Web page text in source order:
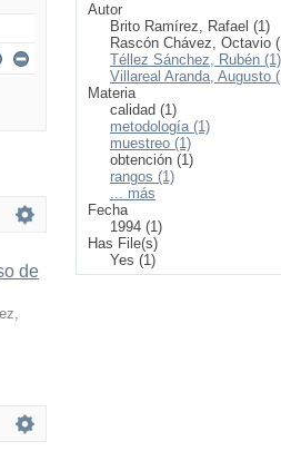
de
Autor
Brito Ramírez, Rafael (1)
Rascón Chávez, Octavio
Téllez Sánchez, Rubén (1)
Villareal Aranda, Augusto
Materia
calidad (1)
metodología (1)
muestreo (1)
obtención (1)
rangos (1)
... más
Fecha
1994 (1)
Has File(s)
Yes (1)